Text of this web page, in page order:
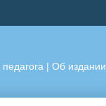
| Об издании